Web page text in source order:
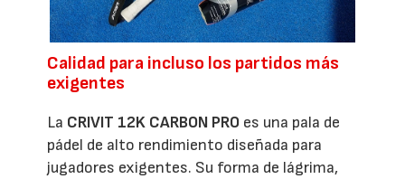
Calidad para incluso los partidos más
exigentes
La CRIVIT 12K CARBON PRO es una pala de
pádel de alto rendimiento diseñada para
jugadores exigentes. Su forma de lágrima,